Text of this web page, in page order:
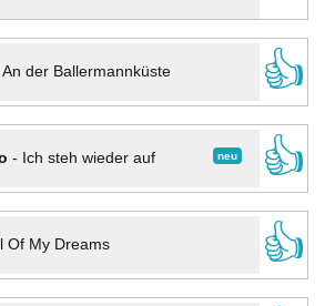
An der Ballermannküste
👍
neu
- Ich steh wieder auf
👍
Of My Dreams
👍